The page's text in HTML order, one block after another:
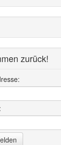
zurück!